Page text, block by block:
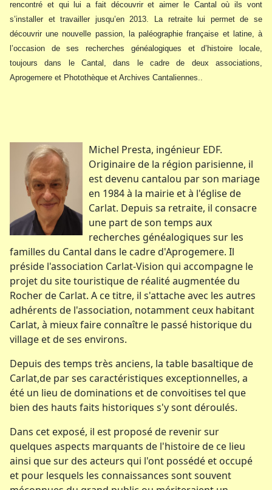
rencontré et qui lui a fait découvrir et aimer le Cantal où ils vont
s’installer et travailler jusqu’en 2013. La retraite lui permet de se
découvrir une nouvelle passion, la paléographie française et latine, à
l’occasion de ses recherches généalogiques et d’histoire locale,
toujours dans le Cantal, dans le cadre de deux associations,
Aprogemere et Photothèque et Archives Cantaliennes..
Michel Presta, ingénieur EDF.
Originaire de la région parisienne, il
est devenu cantalou par son mariage
en 1984 à la mairie et à l'église de
Carlat. Depuis sa retraite, il consacre
une part de son temps aux
recherches généalogiques sur les
familles du Cantal dans le cadre d'Aprogemere. Il
préside l'association Carlat-Vision qui accompagne le
projet du site touristique de réalité augmentée du
Rocher de Carlat. A ce titre, il s'attache avec les autres
adhérents de l'association, notamment ceux habitant
Carlat, à mieux faire connaître le passé historique du
village et de ses environs.
Depuis des temps très anciens, la table basaltique de
Carlat,de par ses caractéristiques exceptionnelles, a
été un lieu de dominations et de convoitises tel que
bien des hauts faits historiques s'y sont déroulés.
Dans cet exposé, il est proposé de revenir sur
quelques aspects marquants de l'histoire de ce lieu
ainsi que sur des acteurs qui l'ont possédé et occupé
et pour lesquels les connaissances sont souvent